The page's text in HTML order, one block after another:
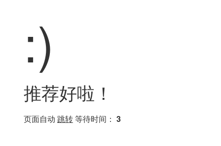
:)
推荐好啦！
页面自动 跳转等待时间： 3